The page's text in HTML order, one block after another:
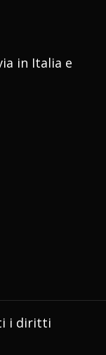
in Italia e
i diritti